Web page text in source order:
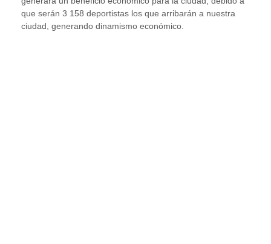
que serán 3 158 deportistas los que arribarán a nuestra
ciudad, generando dinamismo económico.